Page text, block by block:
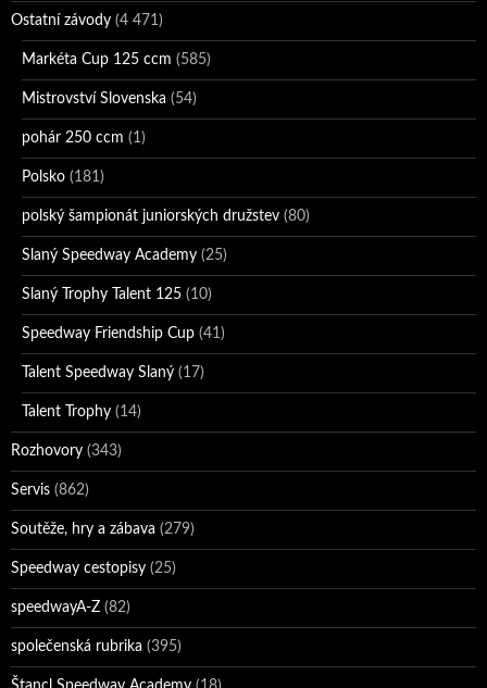
Ostatní závody (4 471)
Markéta Cup 125 ccm (585)
Mistrovství Slovenska (54)
pohár 250 ccm (1)
Polsko (181)
polský šampionát juniorských družstev (80)
Slaný Speedway Academy (25)
Slaný Trophy Talent 125 (10)
Speedway Friendship Cup (41)
Talent Speedway Slaný (17)
Talent Trophy (14)
Rozhovory (343)
Servis (862)
Soutěže, hry a zábava (279)
Speedway cestopisy (25)
speedwayA-Z (82)
společenská rubrika (395)